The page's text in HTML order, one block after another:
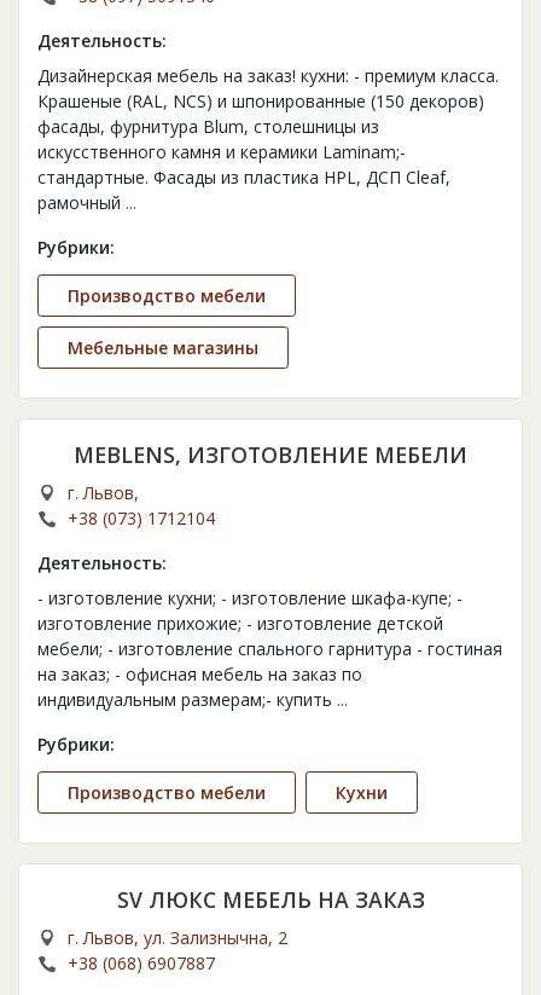
Деятельность:
Дизайнерская мебель на заказ! кухни: - премиум класса.
Крашеные (RAL, NCS) и шпонированные (150 декоров)
фасады, фурнитура Blum, столешницы из
искусственного камня и керамики Laminam;-
стандартные. Фасады из пластика HPL, ДСП Cleaf,
рамочный ...
Рубрики:
Производство мебели
Мебельные магазины
MEBLENS, ИЗГОТОВЛЕНИЕ МЕБЕЛИ
г. Львов,
+38 (073) 1712104
Деятельность:
- изготовление кухни; - изготовление шкафа-купе; -
изготовление прихожие; - изготовление детской
мебели; - изготовление спального гарнитура - гостиная
на заказ; - офисная мебель на заказ по
индивидуальным размерам;- купить ...
Рубрики:
Производство мебели Кухни
SV ЛЮКС МЕБЕЛЬ НА ЗАКАЗ
г. Львов, ул. Зализнычна, 2
+38 (068) 6907887